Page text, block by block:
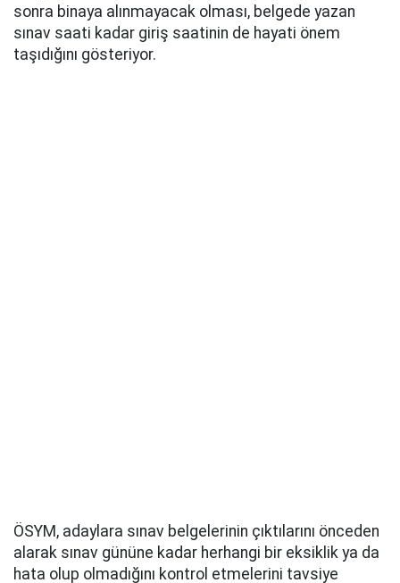
sonra binaya alınmayacak olması, belgede yazan
sınav saati kadar giriş saatinin de hayati önem
taşıdığını gösteriyor.
ÖSYM, adaylara sınav belgelerinin çıktılarını önceden
alarak sınav gününe kadar herhangi bir eksiklik ya da
hata olup olmadığını kontrol etmelerini tavsiye